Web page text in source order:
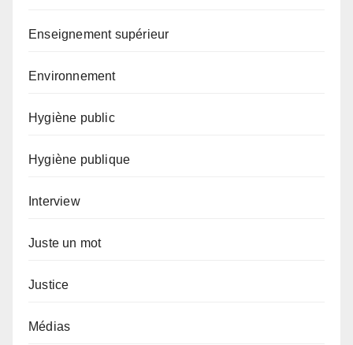
Enseignement supérieur
Environnement
Hygiène public
Hygiène publique
Interview
Juste un mot
Justice
Médias